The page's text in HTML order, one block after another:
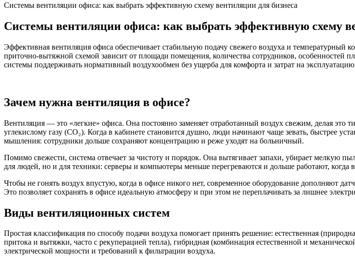
Системы вентиляции офиса: как выбрать эффективную схему вентиляции для бизнеса
Системы вентиляции офиса: как выбрать эффективную схему
Эффективная вентиляция офиса обеспечивает стабильную подачу свежего воздуха и
приточно‑вытяжной схемой зависит от площади помещения, количества сотрудников,
системы поддерживать нормативный воздухообмен без ущерба для комфорта и затрат на
Зачем нужна вентиляция в офисе?
Вентиляция — это «легкие» офиса. Она постоянно заменяет отработанный воздух свежим, делая это
углекислому газу (CO₂). Когда в кабинете становится душно, люди начинают чаще зевать, быстрее
мышления: сотрудники дольше сохраняют концентрацию и реже уходят на больничный.
Помимо свежести, система отвечает за чистоту и порядок. Она вытягивает запахи, убирает мелкую
для людей, но и для техники: серверы и компьютеры меньше перегреваются и дольше работают, когда
Чтобы не гонять воздух впустую, когда в офисе никого нет, современное оборудование дополняют
Это позволяет сохранять в офисе идеальную атмосферу и при этом не переплачивать за лишнее
Виды вентиляционных систем
Простая классификация по способу подачи воздуха помогает принять решение: естественная
притока и вытяжки, часто с рекуперацией тепла), гибридная (комбинация естественной и
электрической мощности и требований к фильтрации воздуха.